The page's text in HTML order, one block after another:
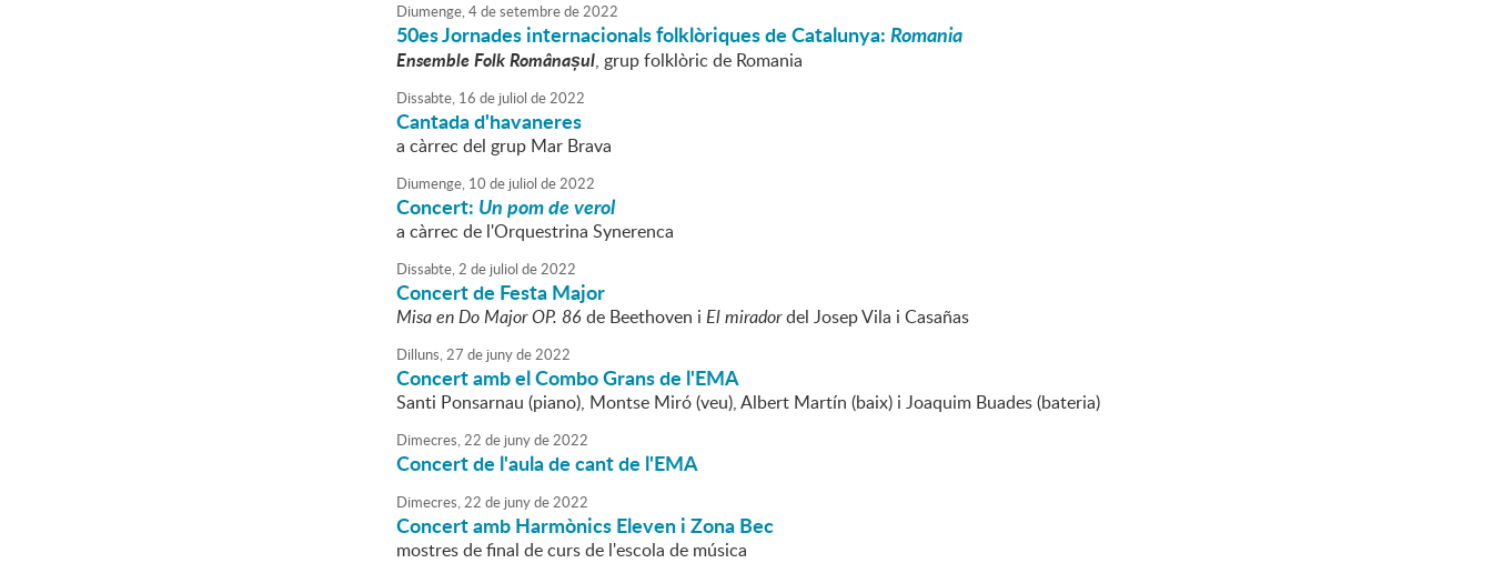
Diumenge,4desetembrede2022
50es Jornades internacionals folklòriques de Catalunya:Romania
Ensemble Folk Românașul, grup folklòric de Romania
Dissabte, 16 de juliol de2022
Cantada d'havaneres
a càrrec del grup Mar Brava
Diumenge, 10 de juliol de2022
Concert: Un pom de verol
a càrrec de l'Orquestrina Synerenca
Dissabte,2 de juliol de2022
Concert de Festa Major
Misa en Do Major OP. 86 de Beethoven i El miradordel Josep Vila i Casañas
Dilluns,27 de junyde2022
Concert amb el Combo Grans de l'EMA
Santi Ponsarnau (piano), Montse Miró (veu), Albert Martín (baix) i Joaquim Buades (bateria)
Dimecres,22 de junyde2022
Concert de l'aula de cant de l'EMA
Dimecres,22 de junyde2022
Concert amb Harmònics Eleven i Zona Bec
mostres de final de curs de l'escola de música